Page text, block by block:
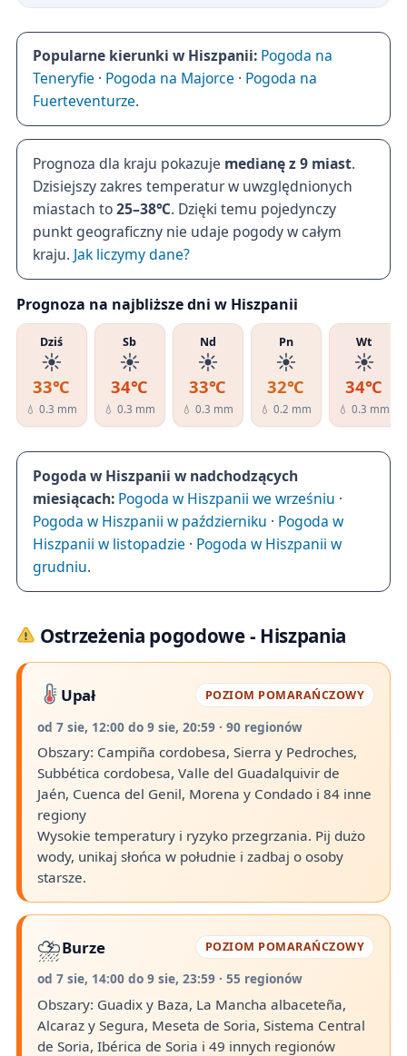
Popularne kierunki w Hiszpanii: Pogoda na
Teneryfie · Pogoda na Majorce · Pogoda na
Fuerteventurze.
Prognoza dla kraju pokazuje medianę z 9 miast.
Dzisiejszy zakres temperatur w uwzględnionych
miastach to25–38℃. Dzięki temu pojedynczy
punkt geograficzny nie udaje pogody w całym
kraju. Jak liczymy dane?
Prognoza na najbliższe dni w Hiszpanii
Dziś
☀️
33℃
💧 0.3 mm
Sb
☀️
34℃
💧 0.3 mm
Nd
☀️
33℃
💧 0.3 mm
Pn
☀️
32℃
💧 0.2 mm
Wt
☀️
34℃
💧 0.3 mm
Pogoda w Hiszpanii w nadchodzących
miesiącach: Pogoda w Hiszpanii we wrześniu ·
Pogoda w Hiszpanii w październiku · Pogoda w
Hiszpanii w listopadzie · Pogoda w Hiszpanii w
grudniu.
Ostrzeżenia pogodowe - Hiszpania
Upał POZIOM POMARAŃCZOWY
od 7 sie, 12:00 do 9 sie, 20:59 · 90 regionów
Obszary: Campiña cordobesa, Sierra y Pedroches,
Subbética cordobesa, Valle del Guadalquivir de
Jaén, Cuenca del Genil, Morena y Condado i 84 inne
regiony
Wysokie temperatury i ryzyko przegrzania. Pij dużo
wody, unikaj słońca w południe i zadbaj o osoby
starsze.
⛈️Burze POZIOM POMARAŃCZOWY
od 7 sie, 14:00 do 9 sie, 23:59 · 55 regionów
Obszary: Guadix y Baza, La Mancha albaceteña,
Alcaraz y Segura, Meseta de Soria, Sistema Central
de Soria, Ibérica de Soria i 49 innych regionów